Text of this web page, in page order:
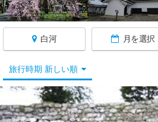
白河 月を選択
福
島
べ
て
福
島
・
旅行時期 新しい順